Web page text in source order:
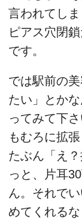
言われてし
ピアス穴閉
です。
では駅前の
たい」とか
ってみて下
もむろに拡
たぶん「え
っと、片耳
ん。それで
めてくれる